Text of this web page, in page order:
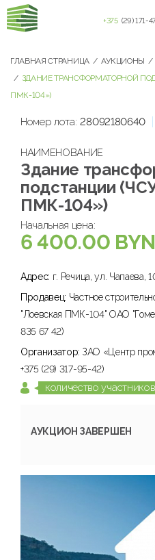
+375 (29) 171-
ГЛАВНАЯ СТРАНИЦА АУКЦИОНЫ
ЗДАНИЕ ТРАНСФОРМАТОРНОЙ
ПМК-104»)
Номер лота: 28092180640
НАИМЕНОВАНИЕ
Здание
подстанции
ПМК-104»)
Начальная цена:
6 400.00 BYN
Адрес: г. Речица, ул. Чапаева,
Продавец: Частное
"Лоевская ПМК-104" ОАО
835 67 42)
Организатор: ЗАО «Центр
+375 (29) 317-95-42)
количество
АУКЦИОН ЗАВЕРШЕН